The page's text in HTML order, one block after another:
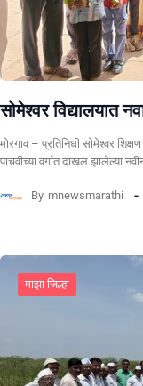
सोमेश्वर विद्यालयात
मोरगाव – प्रतिनिधी सोमेश्वर
पाचवीच्या वर्गात दाखल झालेल्या नवीन
By mnewsmarathi
माझा जिल्हा